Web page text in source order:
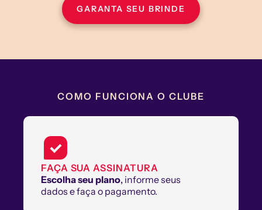
GARANTA SEU BRINDE
COMO FUNCIONA O CLUBE
FAÇA SUA ASSINATURA
Escolha seu plano, informe seus
dados e faça o pagamento.